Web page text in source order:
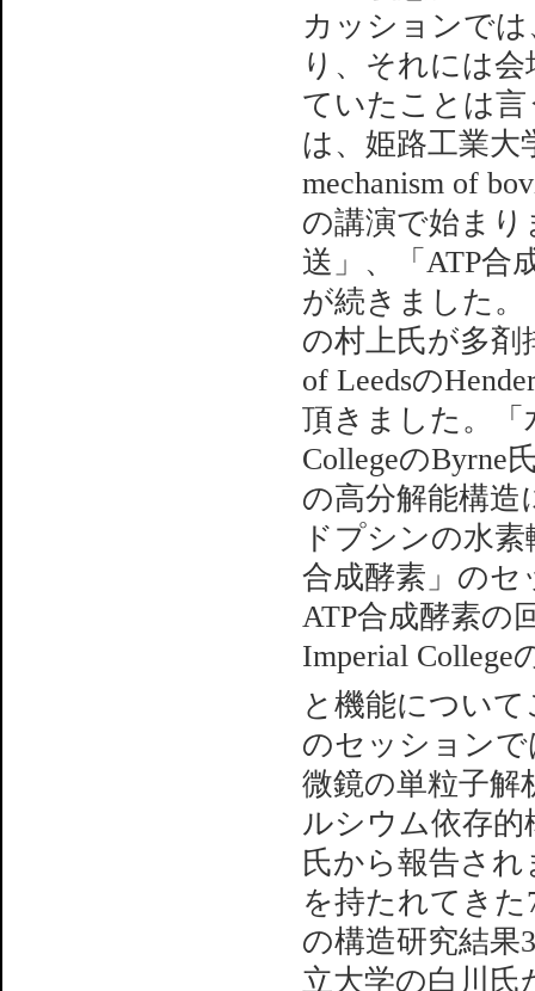
カッションで
り、それには
ていたことは
は、姫路工業大
mechanism of
の講演で始まり
送」、「ATP合
が続きました
の村上氏が多剤
of Leedsの
頂きました。「
CollegeのByrne
の高分解能構
ドプシンの水
合成酵素」のセ
ATP合成酵素の
Imperial College
と機能につい
のセッション
微鏡の単粒子解
ルシウム依存的
氏から報告さ
を持たれてき
の構造研究結
立大学の白川氏